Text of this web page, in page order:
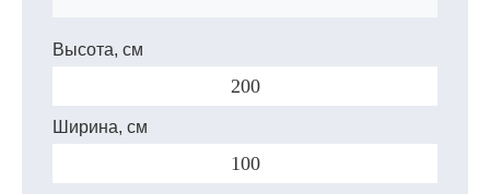
Высота, см
Ширина, см